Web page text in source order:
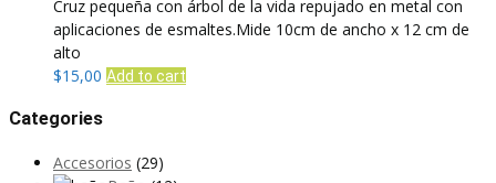
Cruz pequeña con árbol de la vida repujado en metal con
aplicaciones de esmaltes.Mide 10cm de ancho x 12 cm de
alto
$15,00 Add to cart
Categories
Accesorios (29)